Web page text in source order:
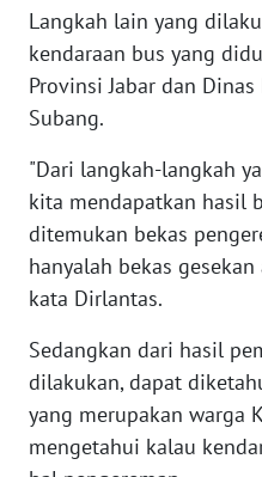
Langkah lain yang
kendaraan bus yang
Provinsi Jabar dan
Subang.
"Dari langkah-langkah
kita mendapatkan hasil
ditemukan bekas
hanyalah bekas
kata Dirlantas.
Sedangkan dari hasil
dilakukan, dapat
yang merupakan warga
mengetahui kalau
WN
NTT
KEPRI
WN
PAPUA
BARAT
WN
RIAU